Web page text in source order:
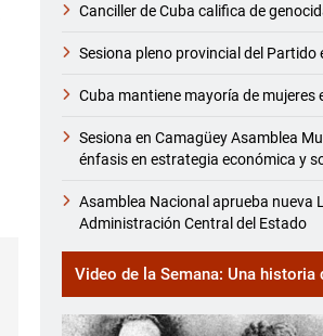
Canciller de Cuba califica de
Sesiona pleno provincial del Partido
Cuba mantiene mayoría de mujeres
Sesiona en Camagüey Asamblea
énfasis en estrategia económica y
Asamblea Nacional aprueba nueva
Administración Central del Estado
Video de la Semana: Una